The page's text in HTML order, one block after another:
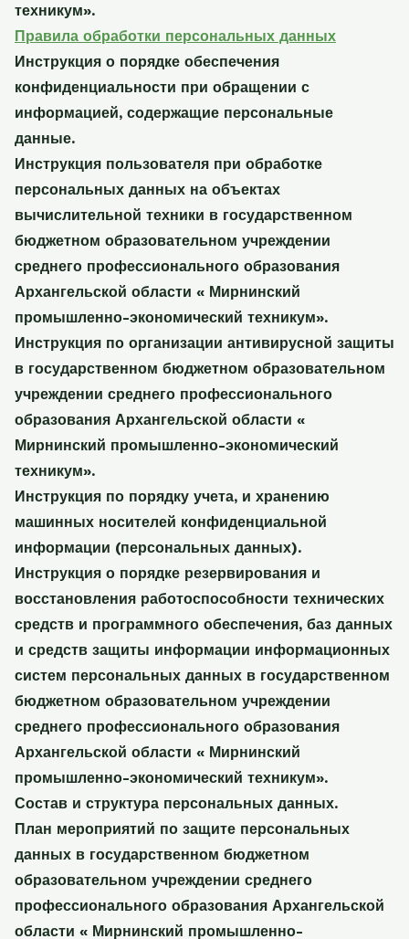
техникум».
Правила обработки персональных данных
Инструкция о порядке обеспечения
конфиденциальности при обращении с
информацией, содержащие персональные
данные.
Инструкция пользователя при обработке
персональных данных на объектах
вычислительной техники в государственном
бюджетном образовательном учреждении
среднего профессионального образования
Архангельской области « Мирнинский
промышленно-экономический техникум».
Инструкция по организации антивирусной защиты
в государственном бюджетном образовательном
учреждении среднего профессионального
образования Архангельской области «
Мирнинский промышленно-экономический
техникум».
Инструкция по порядку учета, и хранению
машинных носителей конфиденциальной
информации (персональных данных).
Инструкция о порядке резервирования и
восстановления работоспособности технических
средств и программного обеспечения, баз данных
и средств защиты информации информационных
систем персональных данных в государственном
бюджетном образовательном учреждении
среднего профессионального образования
Архангельской области « Мирнинский
промышленно-экономический техникум».
Состав и структура персональных данных.
План мероприятий по защите персональных
данных в государственном бюджетном
образовательном учреждении среднего
профессионального образования Архангельской
области « Мирнинский промышленно-